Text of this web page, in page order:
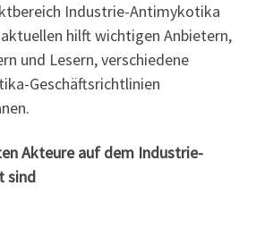
Industrie-Antimykotika
hilft wichtigen Anbietern,
und Lesern, verschiedene
Geschäftsrichtlinien
Akteure auf dem Industrie-
sind